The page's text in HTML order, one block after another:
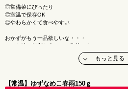
◎常備菜にぴったり
◎室温で保存OK
◎やわらかくて食べやすい
おかずがもう一品欲しいな・・・
そんな時に便利な小パック惣菜です♪
アレルギー：特定原材料該当なし
もっと見る
【常温】ゆずなめこ春雨150ｇ